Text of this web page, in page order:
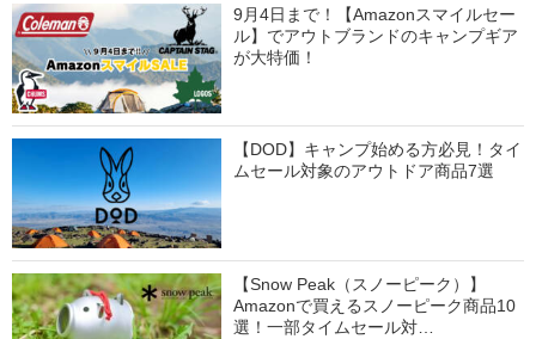
9月4日まで！【Amazonスマイルセー
ル】でアウトブランドのキャンプギア
が大特価！
【DOD】キャンプ始める方必見！タイ
ムセール対象のアウトドア商品7選
【Snow Peak（スノーピーク）】
Amazonで買えるスノーピーク商品10
選！一部タイムセール対…